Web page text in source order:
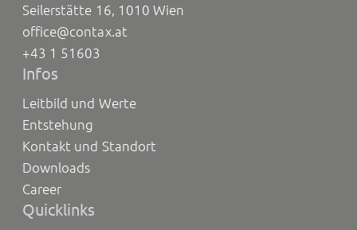
Seilerstätte 16, 1010 Wien
office@contax.at
+43 1 51603
Infos
Leitbild und Werte
Entstehung
Kontakt und Standort
Downloads
Career
Quicklinks